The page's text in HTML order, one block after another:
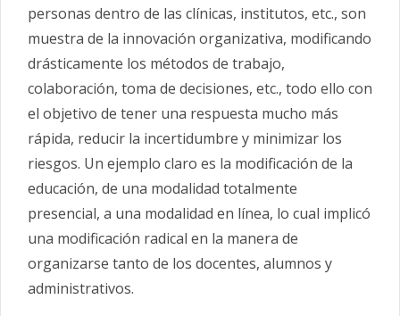
personas dentro de las clínicas, institutos, etc., son
muestra de la innovación organizativa, modificando
drásticamente los métodos de trabajo,
colaboración, toma de decisiones, etc., todo ello con
el objetivo de tener una respuesta mucho más
rápida, reducir la incertidumbre y minimizar los
riesgos. Un ejemplo claro es la modificación de la
educación, de una modalidad totalmente
presencial, a una modalidad en línea, lo cual implicó
una modificación radical en la manera de
organizarse tanto de los docentes, alumnos y
administrativos.